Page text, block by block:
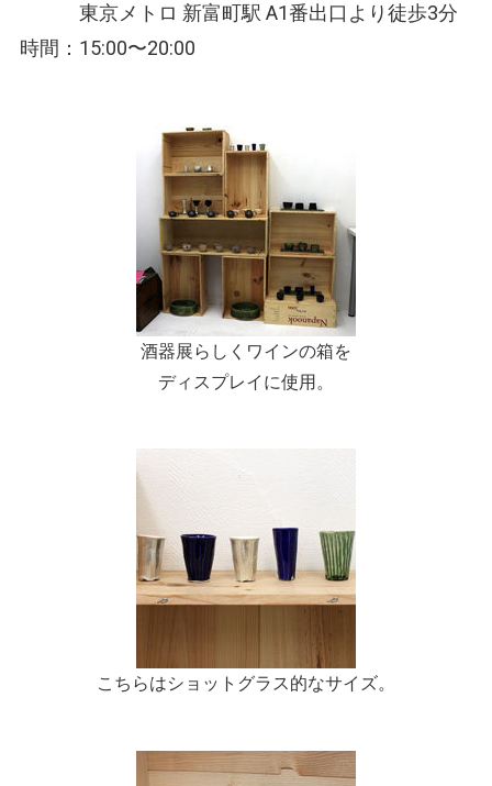
東京メトロ 新富町駅 A1番出口より徒歩3分
時間：15:00〜20:00
酒器展らしくワインの箱を
ディスプレイに使用。
こちらはショットグラス的なサイズ。